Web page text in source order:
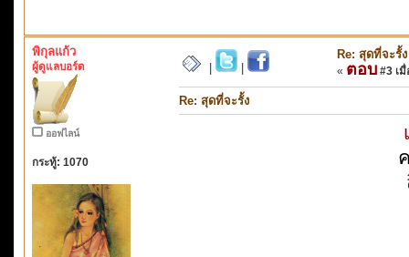
พิกุลแก้ว
ผู้ดูแลบอร์ด
ออฟไลน์
กระทู้: 1070
Re: สุดที่จะรั้ง
« ตอบ #3 เมื่
Re: สุดที่จะรั้ง